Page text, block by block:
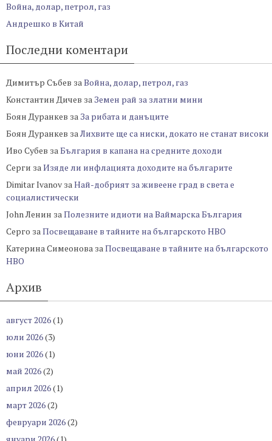
Война, долар, петрол, газ
Андрешко в Китай
Последни коментари
Димитър Събев заВойна, долар, петрол, газ
Константин Дичев за Земен рай за златни мини
Боян Дуранкев за За рибата и данъците
Боян Дуранкев заЛихвите ще са ниски, докато не станат високи
Иво Субев заБългария в капана на средните доходи
Серги заИзяде ли инфлацията доходите на българите
Dimitar Ivanov заНай-добрият за живеене град в света е
социалистически
John Ленин заПолезните идиоти на Ваймарска България
Серго заПосвещаване в тайните на българското НВО
Катерина Симеонова заПосвещаване в тайните на българското
НВО
Архив
август 2026(1)
юли 2026(3)
юни 2026(1)
май 2026(2)
април 2026(1)
март 2026(2)
февруари 2026(2)